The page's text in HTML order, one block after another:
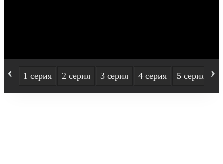
‹ 1 серия 2 серия 3 серия 4 серия 5 серия ›